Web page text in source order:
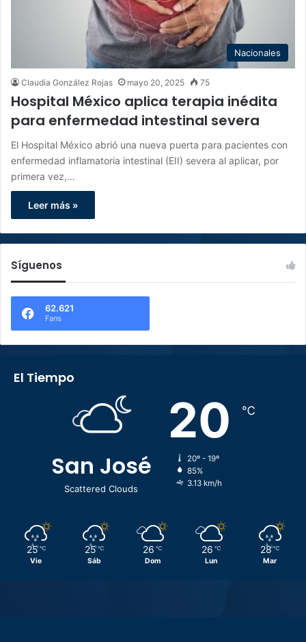
Nacionales
Claudia González Rojas mayo 20, 2025 75
Hospital México aplica terapia inédita
para enfermedad intestinal severa
El Hospital México abrió una nueva puerta para pacientes con
enfermedad inflamatoria intestinal (EII) severa al aplicar, por
primera vez,…
Leer más »
Síguenos
62.621
Fans
El Tiempo
San José
Scattered Clouds
20 ℃
20º - 19º
85%
3.13 km/h
25 ℃
Vie
25 ℃
Sáb
26 ℃
Dom
26 ℃
Lun
28 ℃
Mar